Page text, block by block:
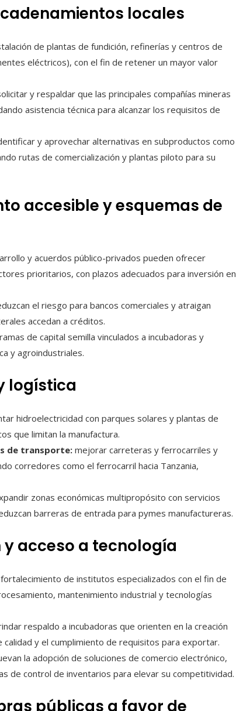
locales
de plantas de fundición, refinerías y centros de
eléctricos), con el fin de retener un mayor valor
y respaldar que las principales compañías mineras
asistencia técnica para alcanzar los requisitos de
y aprovechar alternativas en subproductos como
rutas de comercialización y plantas piloto para su
accesible y esquemas de
y acuerdos público-privados pueden ofrecer
prioritarios, con plazos adecuados para inversión en
el riesgo para bancos comerciales y atraigan
accedan a créditos.
de capital semilla vinculados a incubadoras y
y agroindustriales.
logística
hidroelectricidad con parques solares y plantas de
que limitan la manufactura.
de transporte: mejorar carreteras y ferrocarriles y
corredores como el ferrocarril hacia Tanzania,
zonas económicas multipropósito con servicios
barreras de entrada para pymes manufactureras.
acceso a tecnología
de institutos especializados con el fin de
mantenimiento industrial y tecnologías
respaldo a incubadoras que orienten en la creación
y el cumplimiento de requisitos para exportar.
la adopción de soluciones de comercio electrónico,
de control de inventarios para elevar su competitividad.
públicas a favor de